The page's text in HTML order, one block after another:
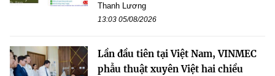
Thanh Lương
13:03 05/08/2026
Lần đầu tiên tại Việt Nam, VINMEC
phẫu thuật xuyên Việt hai chiều